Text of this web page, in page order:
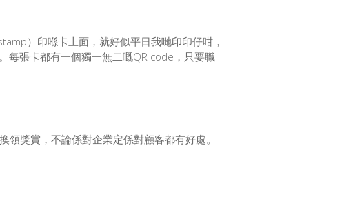
）印喺卡上面，就好似平日我哋印印仔咁，
每張卡都有一個獨一無二嘅QR code，只要職
獎賞，不論係對企業定係對顧客都有好處。